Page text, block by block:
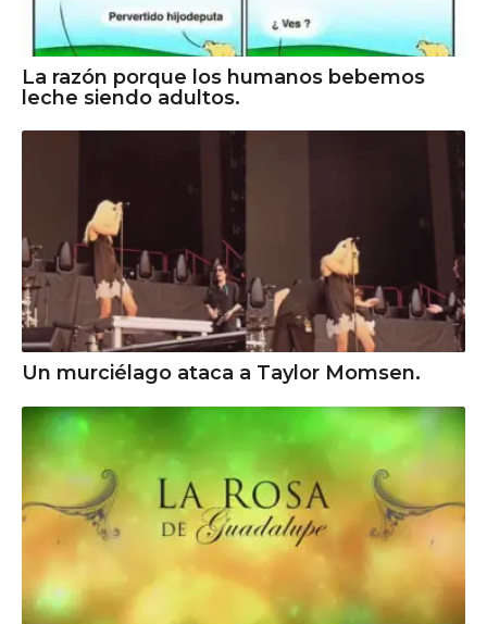
La razón porque los humanos bebemos
leche siendo adultos.
Un murciélago ataca a Taylor Momsen.